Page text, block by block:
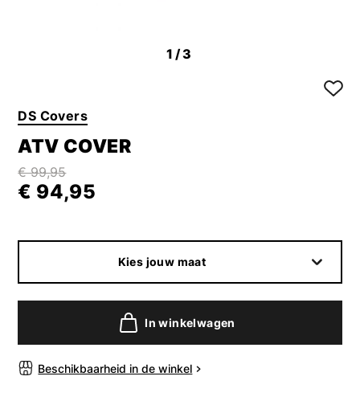
1 /3
DS Covers
ATV COVER
€ 99,95
€ 94,95
Kies jouw maat
In winkelwagen
Beschikbaarheid in de winkel